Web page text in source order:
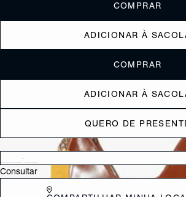
COMPRAR
ADICIONAR À
COMPRAR
ADICIONAR À
QUERO DE
Verificar disponibilidade nas lojas próximas a
Consultar